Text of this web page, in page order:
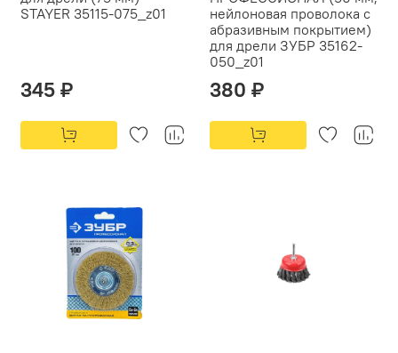
STAYER 35115-075_z01
345 ₽
нейлоновая проволока с
абразивным покрытием)
для дрели ЗУБР 35162-
050_z01
380 ₽